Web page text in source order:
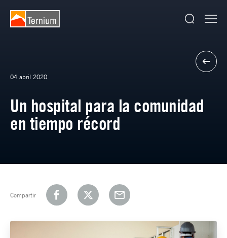
04 abril 2020
Un hospital para la comunidad
en tiempo récord
Compartir